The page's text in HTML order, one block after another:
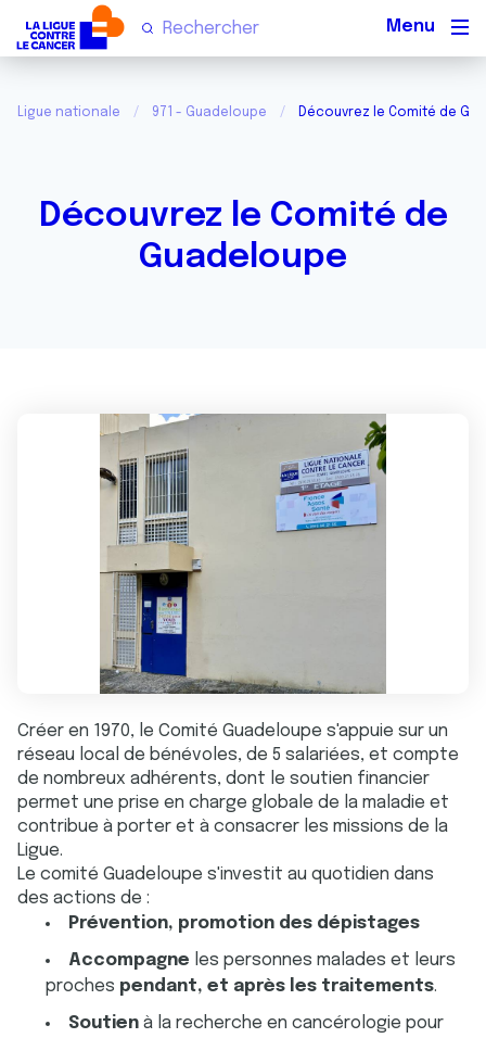
Ligue nationale 971 - Guadeloupe Découvrez le Comité de
Découvrez le Comité de
Guadeloupe
Créer en 1970, le Comité Guadeloupe s'appuie sur un
réseau local de bénévoles, de 5 salariées, et compte
de nombreux adhérents, dont le soutien financier
permet une prise en charge globale de la maladie et
contribue à porter et à consacrer les missions de la
Ligue.
Le comité Guadeloupe s'investit au quotidien dans
des actions de :
Prévention, promotion des dépistages
Accompagne les personnes malades et leurs
proches pendant, et après les traitements.
Soutien à la recherche en cancérologie pour